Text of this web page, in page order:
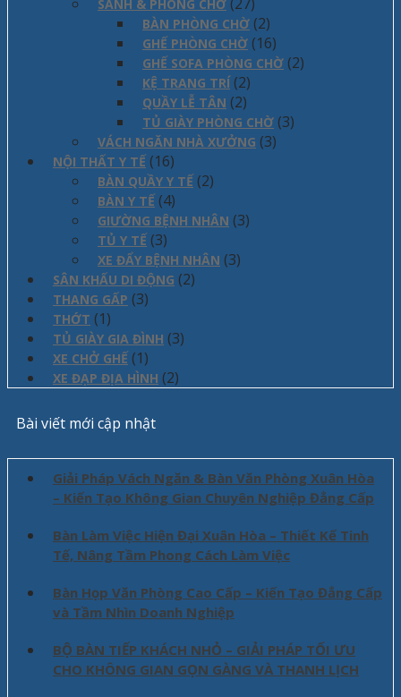
SẢNH & PHÒNG CHỜ
BÀN PHÒNG CHỜ (2)
GHẾ PHÒNG CHỜ (16)
GHẾ SOFA PHÒNG CHỜ (2)
KỆ TRANG TRÍ (2)
QUẦY LỄ TÂN (2)
TỦ GIÀY PHÒNG CHỜ (3)
VÁCH NGĂN NHÀ XƯỞNG (3)
NỘI THẤT Y TẾ (16)
BÀN QUẦY Y TẾ (2)
BÀN Y TẾ (4)
GIƯỜNG BỆNH NHÂN (3)
TỦ Y TẾ (3)
XE ĐẨY BỆNH NHÂN (3)
SÂN KHẤU DI ĐỘNG (2)
THANG GẤP (3)
THỚT (1)
TỦ GIÀY GIA ĐÌNH (3)
XE CHỞ GHẾ (1)
XE ĐẠP ĐỊA HÌNH (2)
Bài viết mới cập nhật
Giải Pháp Vách Ngăn & Bàn Văn Phòng Xuân Hòa
– Kiến Tạo Không Gian Chuyên Nghiệp Đẳng Cấp
Bàn Làm Việc Hiện Đại Xuân Hòa – Thiết Kế Tinh
Tế, Nâng Tầm Phong Cách Làm Việc
Bàn Họp Văn Phòng Cao Cấp – Kiến Tạo Đẳng Cấp
và Tầm Nhìn Doanh Nghiệp
BỘ BÀN TIẾP KHÁCH NHỎ – GIẢI PHÁP TỐI ƯU
CHO KHÔNG GIAN GỌN GÀNG VÀ THANH LỊCH